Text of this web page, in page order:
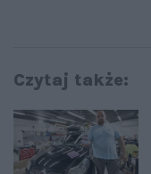
Czytaj także: